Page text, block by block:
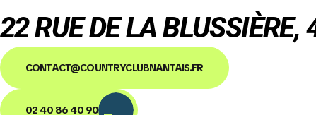
22 RUE DE LA BLUSSIÈRE,
CONTACT@COUNTRYCLUBNANTAIS.FR
02 40 86 40 90